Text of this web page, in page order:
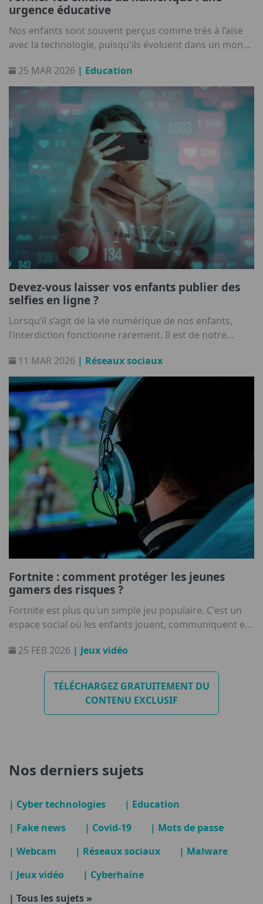
urgence éducative
Nos enfants sont souvent perçus comme très à l’aise
avec la technologie, puisqu'ils évoluent dans un monde
omniprésents.
25 MAR 2026 | Education
Devez-vous laisser vos enfants publier des
selfies en ligne ?
Lorsqu’il s’agit de la vie numérique de nos enfants,
l’interdiction fonctionne rarement. Il est de notre
saine avec la technologie.
11 MAR 2026 | Réseaux sociaux
Fortnite : comment protéger les jeunes
gamers des risques ?
Fortnite est plus qu'un simple jeu populaire. C'est un
espace social où les enfants jouent, communiquent et
l'écran. Quels sont ses principaux risques et comment
expérience plus sécurisée ?
25 FEB 2026 | Jeux vidéo
TÉLÉCHARGEZ GRATUITEMENT DU
CONTENU EXCLUSIF
Nos derniers sujets
| Cyber technologies
| Education
| Fake news
| Covid-19
| Mots de passe
| Webcam
| Réseaux sociaux
| Malware
| Jeux vidéo
| Cyberhaine
| Tous les sujets »